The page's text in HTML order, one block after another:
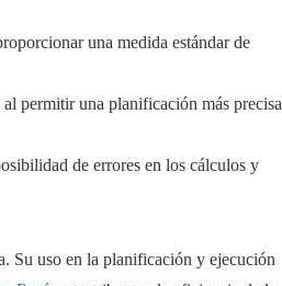
una medida estándar de
permitir una planificación más precisa
de errores en los cálculos y
Su uso en la planificación y ejecución